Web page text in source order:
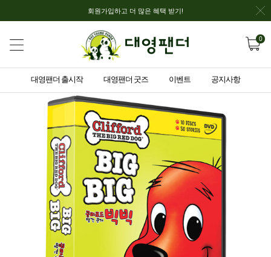
회원가입하고 더 많은 혜택 받기!
0
대영팬더 출시작 대영팬더 굿즈 이벤트 공지사항